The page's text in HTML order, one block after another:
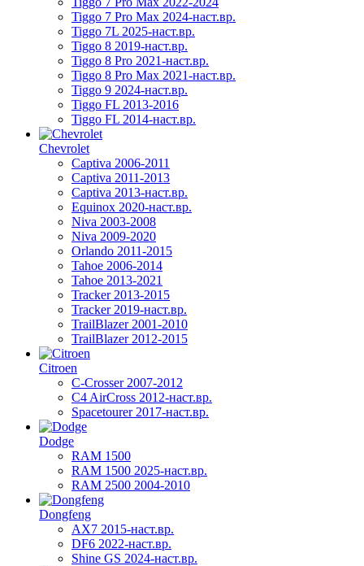
Tiggo 7 Pro Max 2024-наст.вр.
Tiggo 7L 2025-наст.вр.
Tiggo 8 2019-наст.вр.
Tiggo 8 Pro 2021-наст.вр.
Tiggo 8 Pro Max 2021-наст.вр.
Tiggo 9 2024-наст.вр.
Tiggo FL 2013-2016
Tiggo FL 2014-наст.вр.
Chevrolet
Captiva 2006-2011
Captiva 2011-2013
Captiva 2013-наст.вр.
Equinox 2020-наст.вр.
Niva 2003-2008
Niva 2009-2020
Orlando 2011-2015
Tahoe 2006-2014
Tahoe 2013-2021
Tracker 2013-2015
Tracker 2019-наст.вр.
TrailBlazer 2001-2010
TrailBlazer 2012-2015
Citroen
C-Crosser 2007-2012
C4 AirCross 2012-наст.вр.
Spacetourer 2017-наст.вр.
Dodge
RAM 1500
RAM 1500 2025-наст.вр.
RAM 2500 2004-2010
Dongfeng
AX7 2015-наст.вр.
DF6 2022-наст.вр.
Shine GS 2024-наст.вр.